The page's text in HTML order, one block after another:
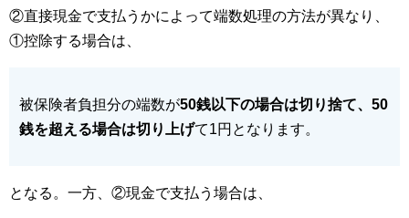
②直接現金で支払うかによって端数処理の方法が異なり、
①控除する場合は、
被保険者負担分の端数が50銭以下の場合は切り捨て、50
銭を超える場合は切り上げて1円となります。
となる。一方、②現金で支払う場合は、